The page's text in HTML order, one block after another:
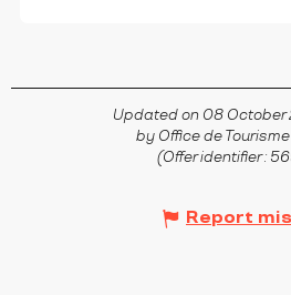
Updated on 08 October
by Office de
(Offer identifier :
Report